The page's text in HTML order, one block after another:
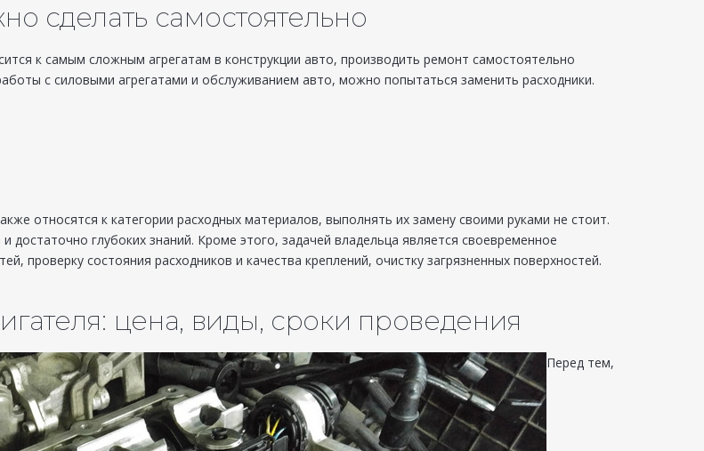
сделать самостоятельно
к самым сложным агрегатам в конструкции авто, производить ремонт самостоятельно
с силовыми агрегатами и обслуживанием авто, можно попытаться заменить расходники.
относятся к категории расходных материалов, выполнять их замену своими руками не стоит.
глубоких знаний. Кроме этого, задачей владельца является своевременное
состояния расходников и качества креплений, очистку загрязненных поверхностей.
цена, виды, сроки проведения
Перед тем,